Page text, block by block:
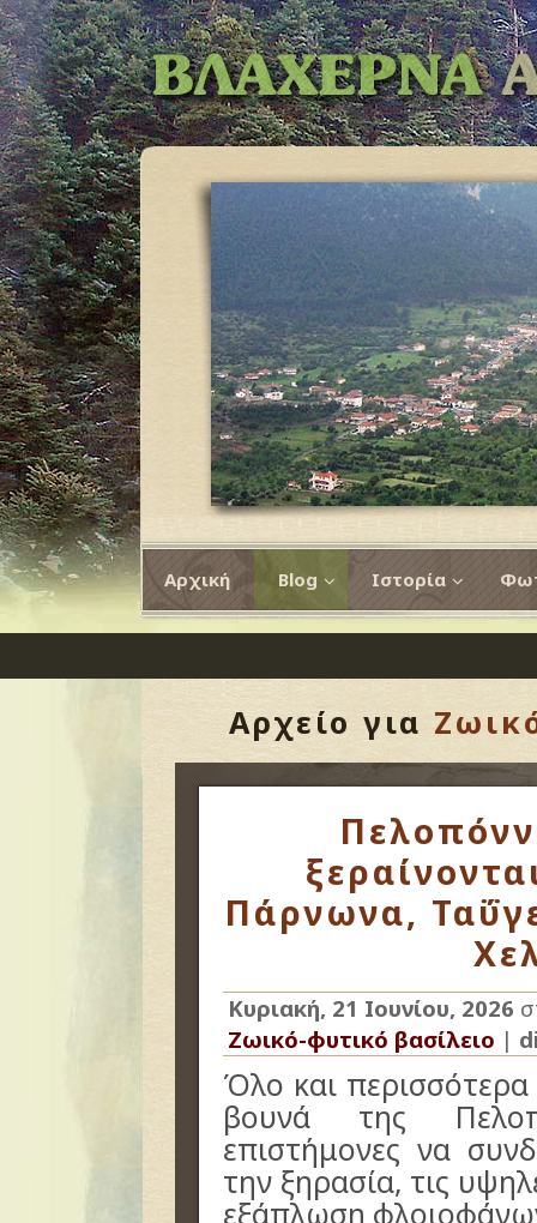
Αρχική Blog Ιστορία
Αρχείο για
Πάρνωνα,
Κυριακή, 21 Ιουνίου, 2026
Ζωικό-φυτικό βασίλειο |
Όλο και
βουνά της
επιστήμονες να
την ξηρασία, τις
εξάπλωση